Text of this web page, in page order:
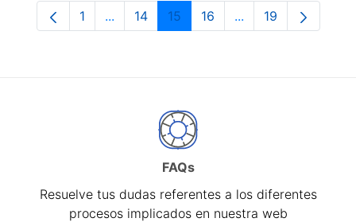
Página
1 ...Páginas intermedias Use TAB para
Página
14 Página
15 Página
16 ...PáginasPágina
19
FAQs
Resuelve tus dudas referentes a los diferentes
procesos implicados en nuestra web